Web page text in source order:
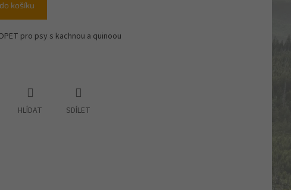
košíku
pro psy s kachnou a quinoou
HLÍDAT SDÍLET